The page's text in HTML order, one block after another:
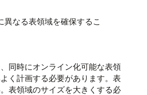
なる表領域を確保するこ
同時にオンライン化可能な表領
く計画する必要があります。表
表領域のサイズを大きくする必